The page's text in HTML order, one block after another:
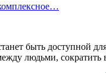
быть доступной
людьми,